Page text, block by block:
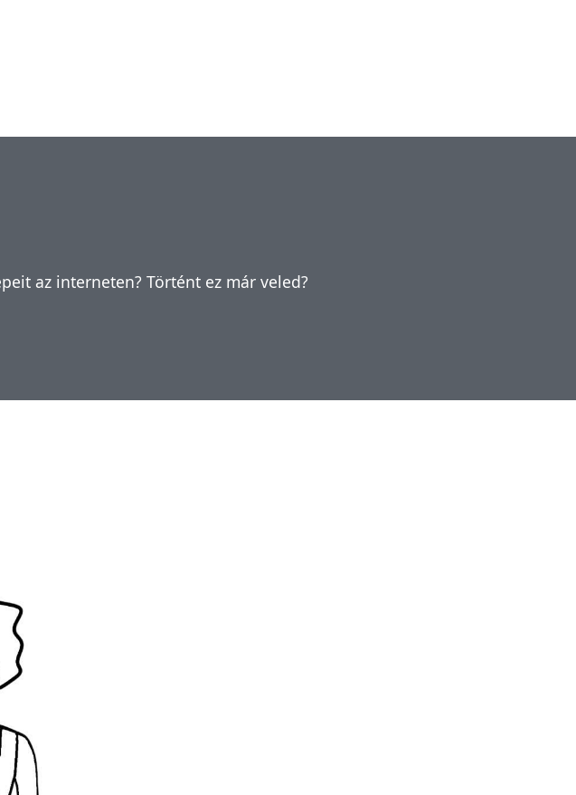
az interneten? Történt ez már veled?